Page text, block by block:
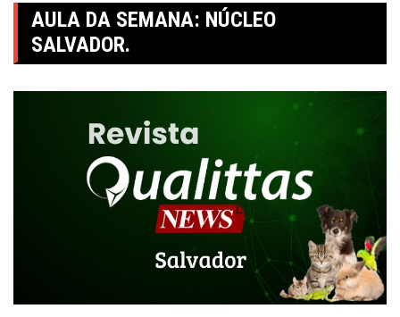
AULA DA SEMANA: NÚCLEO
SALVADOR.